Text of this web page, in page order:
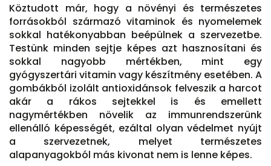
Köztudott már, hogy a növényi és természetes
forrásokból származó vitaminok és nyomelemek
sokkal hatékonyabban beépülnek a szervezetbe.
Testünk minden sejtje képes azt hasznosítani és
sokkal nagyobb mértékben, mint egy
gyógyszertári vitamin vagy készítmény esetében. A
gombákból izolált antioxidánsok felveszik a harcot
akár a rákos sejtekkel is és emellett
nagymértékben növelik az immunrendszerünk
ellenálló képességét, ezáltal olyan védelmet nyújt
a szervezetnek, melyet természetes
alapanyagokból más kivonat nem is lenne képes.